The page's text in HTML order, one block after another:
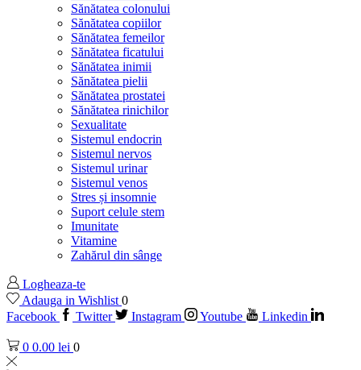
Sănătatea colonului
Sănătatea copiilor
Sănătatea femeilor
Sănătatea ficatului
Sănătatea inimii
Sănătatea pielii
Sănătatea prostatei
Sănătatea rinichilor
Sexualitate
Sistemul endocrin
Sistemul nervos
Sistemul urinar
Sistemul venos
Stres și insomnie
Suport celule stem
Imunitate
Vitamine
Zahărul din sânge
Logheaza-te
Adauga in Wishlist 0
Facebook
Twitter Instagram Youtube Linkedin
0 0.00 lei 0